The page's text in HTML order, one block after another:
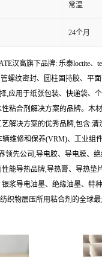
常温
24个月
汉高旗下品牌: 乐泰loctite、
螺纹密封、圆柱固持胶、平
,应用于纸张包装、快递袋、
粘合剂解决方案的品牌。木
解决方案的优秀品牌,包含:
维修和保养(VRM)、工业组
领先公司,导电胶、导电膜、
能导热品牌,导热膏、导热
浆导电油墨、绝缘油墨、特
织物层压所用粘合剂的全球